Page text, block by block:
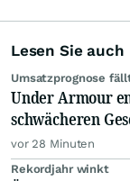
Lesen Sie auch
Umsatzprognose
Under Armour
schwächeren
vor 28 Minuten
Rekordjahr winkt